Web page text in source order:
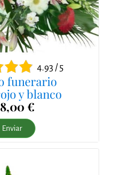
4.93 / 5
funerario
y blanco
€
Enviar